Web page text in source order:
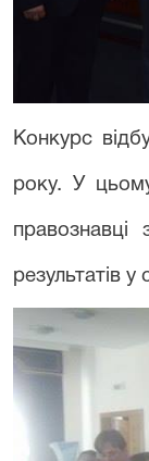
Конкурс
року. У
правознавці
результатів у